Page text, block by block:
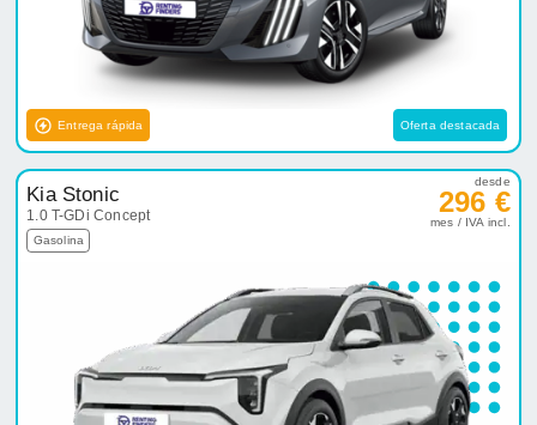
Entrega rápida Oferta destacada
Kia Stonic
1.0 T-GDi Concept
Gasolina
desde
296 €
mes / IVA incl.